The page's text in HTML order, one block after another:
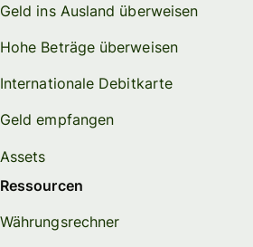
Geld ins Ausland überweisen
Hohe Beträge überweisen
Internationale Debitkarte
Geld empfangen
Assets
Ressourcen
Währungsrechner